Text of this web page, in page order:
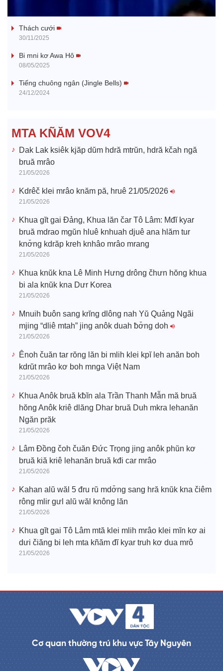
a
i
o
Thách cưới
30/11/2025
Bi mni kơ Awa Hô
08/05/2025
Tiếng chuông ngân (Jingle Bells)
24/12/2024
MTA KÑĂM VOV4
Dak Lak ksiêk kjăp dŭm hdră mtrŭn, hdră kčah ngă
bruă mrâo
21/05/2026
Kdrêč klei mrâo knăm pă, hruê 21/05/2026
21/05/2026
Khua gĭt gai Đảng, Khua lăn čar Tô Lâm: Mđĭ kyar
bruă mdrao mgŭn hluê knhuah djuê ana hlăm tur
knơ̆ng kdrăp kreh knhâo mrâo mrang
21/05/2026
Khua knŭk kna Lê Minh Hưng drông čhưn hŏng khua
bi ala knŭk kna Dưr Korea
21/05/2026
Mnuih ƀuôn sang krĭng dlông nah Yŭ Quảng Ngãi
mjing “dliê mtah” jing anôk duah ƀơ̆ng doh
21/05/2026
Ênoh čuăn tar rŏng lăn bi mlih klei kpĭ leh anăn boh
kdrŭt mrâo kơ boh mnga Việt Nam
21/05/2026
Khua Anôk bruă kƀĭn ala Trần Thanh Mẫn mă bruă
hŏng Anôk kriê dlăng Dhar bruă Duh mkra lehanăn
Ngăn prăk
21/05/2026
Lâm Đồng čoh čuăn Đức Trọng jing anôk phŭn kơ
bruă kiă kriê lehanăn bruă kđi car mrâo
21/05/2026
Kahan alŭ wăl 5 đru rŭ mdơ̆ng sang hră knŭk kna čiêm
rông mlir gưl alŭ wăl knông lăn
21/05/2026
Khua gĭt gai Tô Lâm mtă klei mlih mrâo klei mĭn kơ ai
dưi čiăng bi leh mta kñăm đĭ kyar truh kơ dua mrô
21/05/2026
Cơ quan thường trú khu vực Tây Nguyên